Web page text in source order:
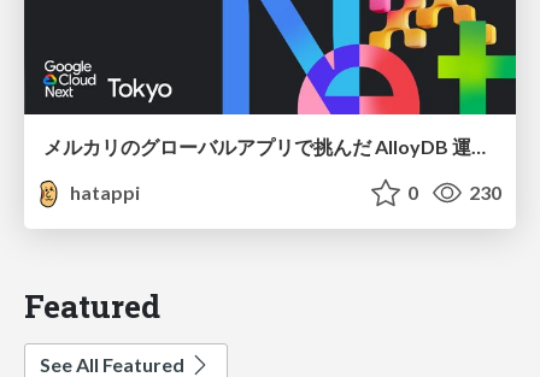
メルカリのグローバルアプリで挑んだ AlloyDB 運用と課題解決の実践記
hatappi
0 230
Featured
See All Featured